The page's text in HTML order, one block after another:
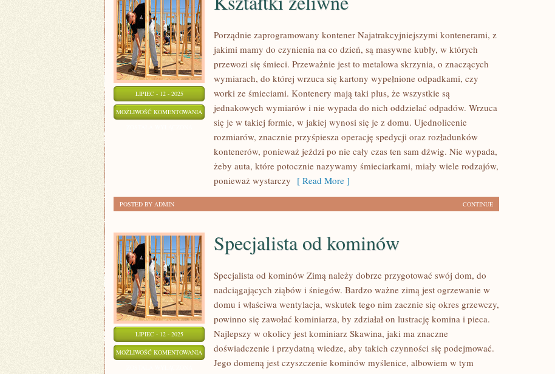
LIPIEC - 12 - 2025
MOŻLIWOŚĆ KOMENTOWANIA KSZTAŁTKI
ŻELIWNE
Porządnie zaprogramowany kontener Najatrakcyjniejszymi kontenerami, z
jakimi mamy do czynienia na co dzień, są masywne kubły, w których
przewozi się śmieci. Przeważnie jest to metalowa skrzynia, o znaczących
wymiarach, do której wrzuca się kartony wypełnione odpadkami, czy
worki ze śmieciami. Kontenery mają taki plus, że wszystkie są
jednakowych wymiarów i nie wypada do nich oddzielać odpadów. Wrzuca
się je w takiej formie, w jakiej wynosi się je z domu. Ujednolicenie
rozmiarów, znacznie przyśpiesza operację spedycji oraz rozładunków
kontenerów, ponieważ jeździ po nie cały czas ten sam dźwig. Nie wypada,
żeby auta, które potocznie nazywamy śmieciarkami, miały wiele rodzajów,
ponieważ wystarczy [ Read More ]
CONTINUE
POSTED BY ADMIN
LIPIEC - 12 - 2025
MOŻLIWOŚĆ KOMENTOWANIA SPECJALISTA
Specjalista od kominów
Specjalista od kominów Zimą należy dobrze przygotować swój dom, do
nadciągających ziąbów i śniegów. Bardzo ważne zimą jest ogrzewanie w
domu i właściwa wentylacja, wskutek tego nim zacznie się okres grzewczy,
powinno się zawołać kominiarza, by zdziałał on lustrację komina i pieca.
Najlepszy w okolicy jest kominiarz Skawina, jaki ma znaczne
doświadczenie i przydatną wiedze, aby takich czynności się podejmować.
Jego domeną jest czyszczenie kominów myślenice, albowiem w tym